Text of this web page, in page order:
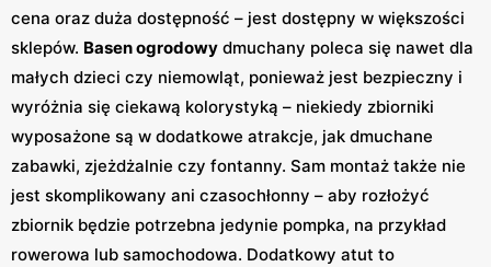
cena oraz duża dostępność – jest dostępny w większości
sklepów. Basen ogrodowy dmuchany poleca się nawet dla
małych dzieci czy niemowląt, ponieważ jest bezpieczny i
wyróżnia się ciekawą kolorystyką – niekiedy zbiorniki
wyposażone są w dodatkowe atrakcje, jak dmuchane
zabawki, zjeżdżalnie czy fontanny. Sam montaż także nie
jest skomplikowany ani czasochłonny – aby rozłożyć
zbiornik będzie potrzebna jedynie pompka, na przykład
rowerowa lub samochodowa. Dodatkowy atut to